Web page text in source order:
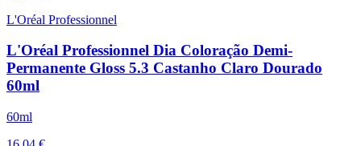
L'Oréal Professionnel
L'Oréal Professionnel Dia Coloração Demi-
Permanente Gloss 5.3 Castanho Claro Dourado
60ml
60ml